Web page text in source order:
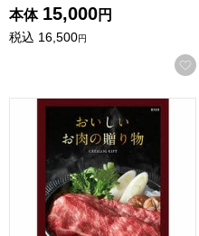
本体 15,000円
税込 16,500円
おいしいお肉の贈り物